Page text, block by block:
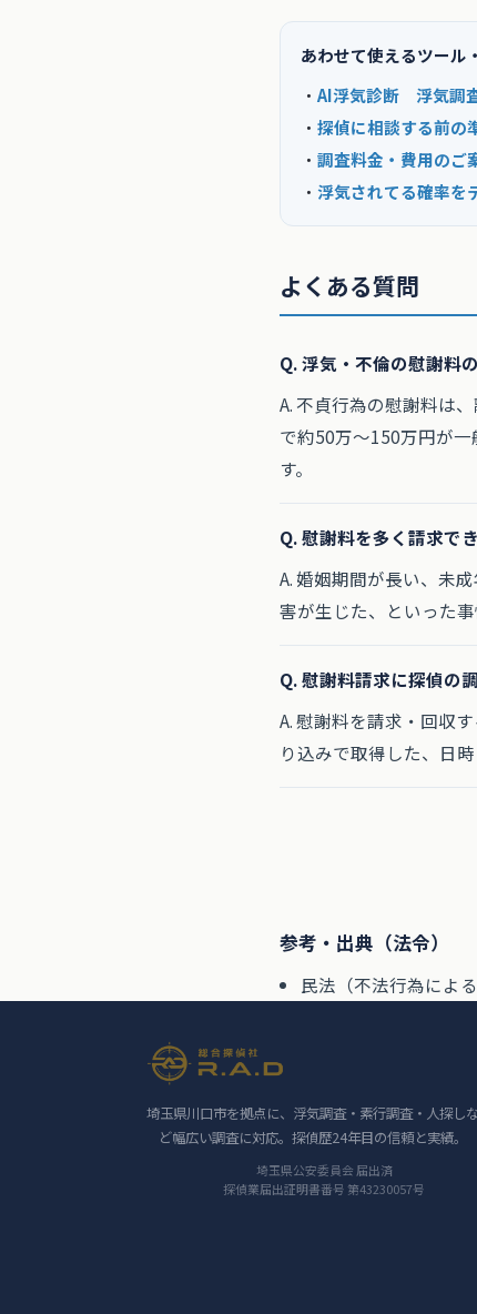
あわせて使えるツール
・ AI浮気診断 浮気調
・ 探偵に相談する前の
・ 調査料金・費用のご
・ 浮気されてる確率を
よくある質問
Q. 浮気・不倫の慰謝料
A. 不貞行為の慰謝料は
で約50万〜150万円が
す。
Q. 慰謝料を多く請求で
A. 婚姻期間が長い、未
害が生じた、といった
Q. 慰謝料請求に探偵の
A. 慰謝料を請求・回収
り込みで取得した、日
参考・出典（法令）
民法（不法行為によ
埼玉県川口市を拠点に、浮気調査・素行調査・人探し
ど幅広い調査に対応。探偵歴24年目の信頼と実績。
埼玉県公安委員会 届出済
探偵業届出証明書番号 第43230057号